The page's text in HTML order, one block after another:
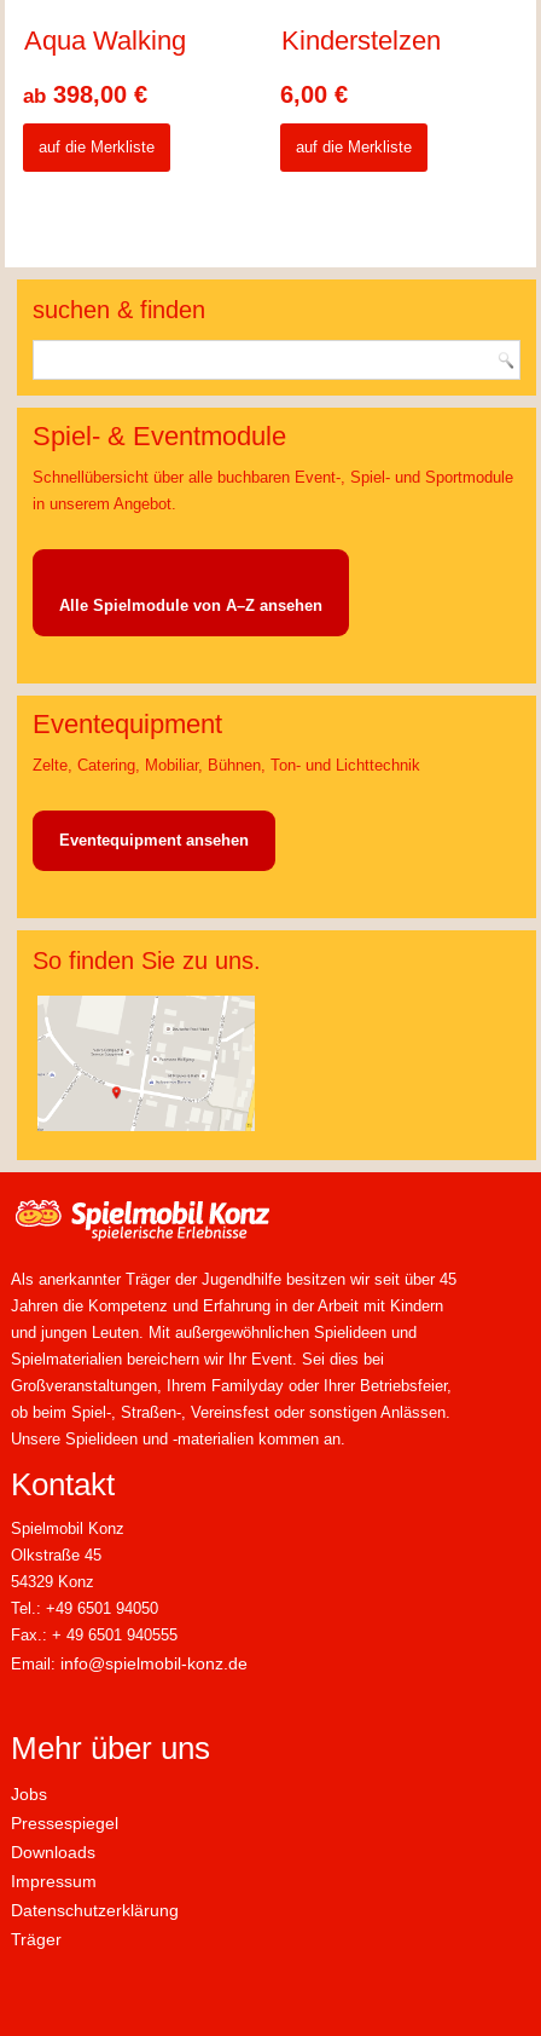
Aqua Walking
ab 398,00€
auf die Merkliste
Kinderstelzen
6,00€
auf die Merkliste
suchen & finden
Spiel- & Eventmodule
Schnellübersicht über alle buchbaren Event-, Spiel- und Sportmodule
in unserem Angebot.
Alle Spielmodule von A–Z ansehen
Eventequipment
Zelte, Catering, Mobiliar, Bühnen, Ton- und Lichttechnik
Eventequipment ansehen
So finden Sie zu uns.
Als anerkannter Träger der Jugendhilfe besitzen wir seit über 45
Jahren die Kompetenz und Erfahrung in der Arbeit mit Kindern
und jungen Leuten. Mit außergewöhnlichen Spielideen und
Spielmaterialien bereichern wir Ihr Event. Sei dies bei
Großveranstaltungen, Ihrem Familyday oder Ihrer Betriebsfeier,
ob beim Spiel-, Straßen-, Vereinsfest oder sonstigen Anlässen.
Unsere Spielideen und -materialien kommen an.
Kontakt
Spielmobil Konz
Olkstraße 45
54329 Konz
Tel.: +49 6501 94050
Fax.: + 49 6501 940555
Email: info@spielmobil-konz.de
Mehr über uns
Jobs
Pressespiegel
Downloads
Impressum
Datenschutzerklärung
Träger